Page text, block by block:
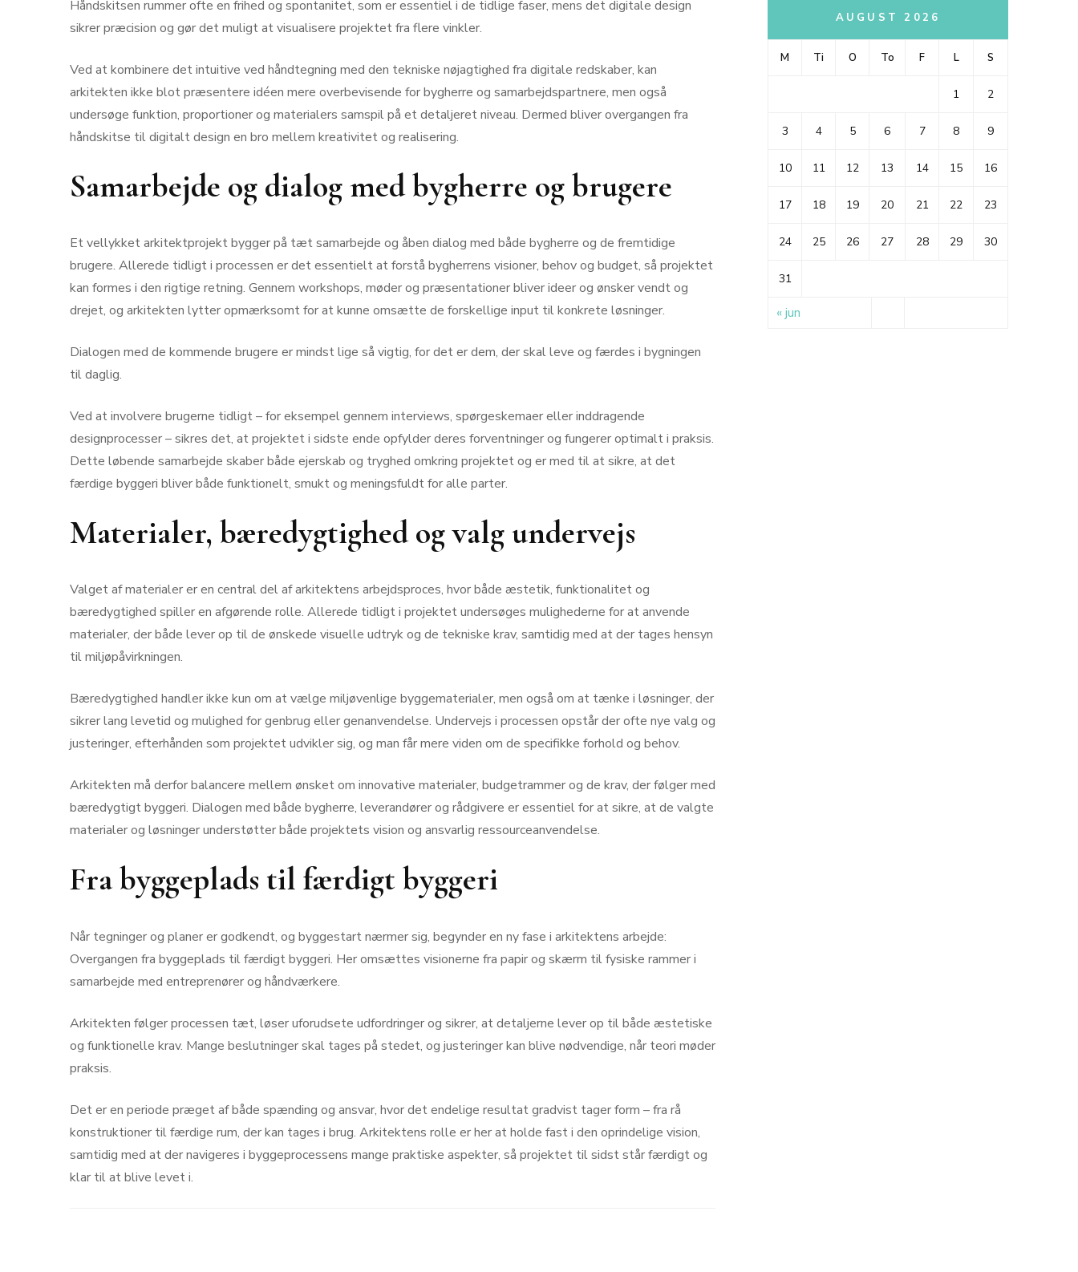
Håndskitsen rummer ofte en frihed og spontanitet, som er essentiel i de tidlige faser, mens det digitale design
sikrer præcision og gør det muligt at visualisere projektet fra flere vinkler.
Ved at kombinere det intuitive ved håndtegning med den tekniske nøjagtighed fra digitale redskaber, kan
arkitekten ikke blot præsentere idéen mere overbevisende for bygherre og samarbejdspartnere, men også
undersøge funktion, proportioner og materialers samspil på et detaljeret niveau. Dermed bliver overgangen fra
håndskitse til digitalt design en bro mellem kreativitet og realisering.
Samarbejde og dialog med bygherre og brugere
Et vellykket arkitektprojekt bygger på tæt samarbejde og åben dialog med både bygherre og de fremtidige
brugere. Allerede tidligt i processen er det essentielt at forstå bygherrens visioner, behov og budget, så projektet
kan formes i den rigtige retning. Gennem workshops, møder og præsentationer bliver ideer og ønsker vendt og
drejet, og arkitekten lytter opmærksomt for at kunne omsætte de forskellige input til konkrete løsninger.
Dialogen med de kommende brugere er mindst lige så vigtig, for det er dem, der skal leve og færdes i bygningen
til daglig.
Ved at involvere brugerne tidligt – for eksempel gennem interviews, spørgeskemaer eller inddragende
designprocesser – sikres det, at projektet i sidste ende opfylder deres forventninger og fungerer optimalt i praksis.
Dette løbende samarbejde skaber både ejerskab og tryghed omkring projektet og er med til at sikre, at det
færdige byggeri bliver både funktionelt, smukt og meningsfuldt for alle parter.
Materialer, bæredygtighed og valg undervejs
Valget af materialer er en central del af arkitektens arbejdsproces, hvor både æstetik, funktionalitet og
bæredygtighed spiller en afgørende rolle. Allerede tidligt i projektet undersøges mulighederne for at anvende
materialer, der både lever op til de ønskede visuelle udtryk og de tekniske krav, samtidig med at der tages hensyn
til miljøpåvirkningen.
Bæredygtighed handler ikke kun om at vælge miljøvenlige byggematerialer, men også om at tænke i løsninger, der
sikrer lang levetid og mulighed for genbrug eller genanvendelse. Undervejs i processen opstår der ofte nye valg og
justeringer, efterhånden som projektet udvikler sig, og man får mere viden om de specifikke forhold og behov.
Arkitekten må derfor balancere mellem ønsket om innovative materialer, budgetrammer og de krav, der følger med
bæredygtigt byggeri. Dialogen med både bygherre, leverandører og rådgivere er essentiel for at sikre, at de valgte
materialer og løsninger understøtter både projektets vision og ansvarlig ressourceanvendelse.
Fra byggeplads til færdigt byggeri
Når tegninger og planer er godkendt, og byggestart nærmer sig, begynder en ny fase i arkitektens arbejde:
Overgangen fra byggeplads til færdigt byggeri. Her omsættes visionerne fra papir og skærm til fysiske rammer i
samarbejde med entreprenører og håndværkere.
Arkitekten følger processen tæt, løser uforudsete udfordringer og sikrer, at detaljerne lever op til både æstetiske
og funktionelle krav. Mange beslutninger skal tages på stedet, og justeringer kan blive nødvendige, når teori møder
praksis.
Det er en periode præget af både spænding og ansvar, hvor det endelige resultat gradvist tager form – fra rå
konstruktioner til færdige rum, der kan tages i brug. Arkitektens rolle er her at holde fast i den oprindelige vision,
samtidig med at der navigeres i byggeprocessens mange praktiske aspekter, så projektet til sidst står færdigt og
klar til at blive levet i.
AUGUST 2026
M Ti O To F L S
1 2
3 4 5 6 7 8 9
10 11 12 13 14 15 16
17 18 19 20 21 22 23
24 25 26 27 28 29 30
31
« jun